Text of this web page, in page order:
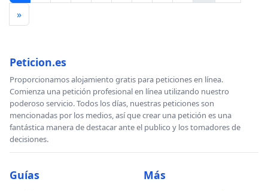
»
Peticion.es
Proporcionamos alojamiento gratis para peticiones en línea.
Comienza una petición profesional en línea utilizando nuestro
poderoso servicio. Todos los días, nuestras peticiones son
mencionadas por los medios, así que crear una petición es una
fantástica manera de destacar ante el publico y los tomadores de
decisiones.
Guías Más